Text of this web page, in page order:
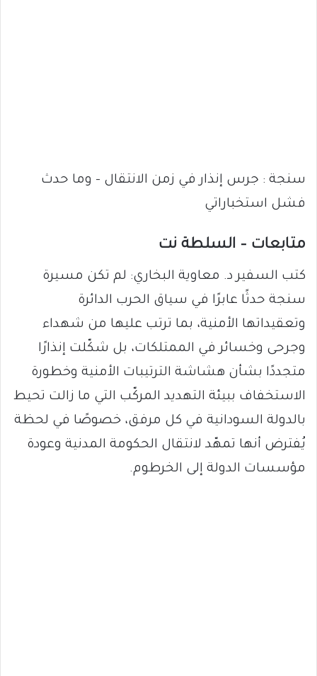
سنجة : جرس إنذار في زمن الانتقال – وما حدث
فشل استخباراتي
متابعات – السلطة نت
كتب السفير د. معاوية البخاري: لم تكن مسيرة
سنجة حدثًا عابرًا في سياق الحرب الدائرة
وتعقيداتها الأمنية، بما ترتب عليها من شهداء
وجرحى وخسائر في الممتلكات، بل شكّلت إنذارًا
متجددًا بشأن هشاشة الترتيبات الأمنية وخطورة
الاستخفاف ببيئة التهديد المركّب التي ما زالت تحيط
بالدولة السودانية في كل مرفق، خصوصًا في لحظة
يُفترض أنها تمهّد لانتقال الحكومة المدنية وعودة
مؤسسات الدولة إلى الخرطوم.